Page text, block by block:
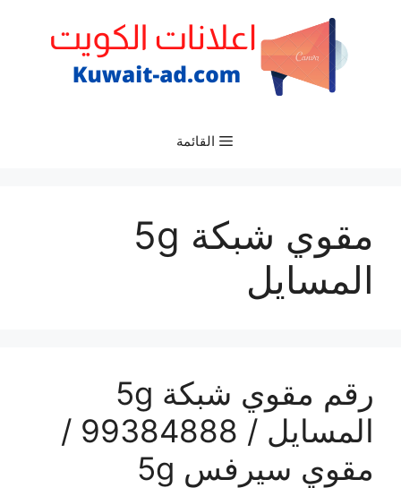
القائمة
مقوي شبكة 5g
المسايل
رقم مقوي شبكة 5g
المسايل / 99384888 /
مقوي سيرفس 5g